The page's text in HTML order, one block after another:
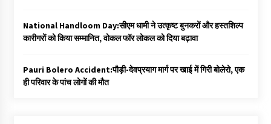
National Handloom Day:सीएम धामी ने उत्कृष्ट बुनकरों और हस्तशिल्प
कारीगरों को किया सम्मानित, वोकल फॉर लोकल को दिया बढ़ावा
Pauri Bolero Accident:पौड़ी-देवप्रयाग मार्ग पर खाई में गिरी बोलेरो, एक
ही परिवार के पांच लोगों की मौत